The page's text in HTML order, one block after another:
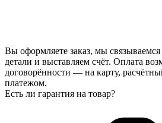
Вы оформляете заказ, мы
детали и выставляем счёт. Оплата
договорённости — на карту,
платежом.
Есть ли гарантия на товар?